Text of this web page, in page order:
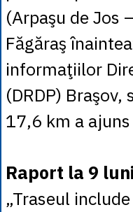
(Arpaşu de Jos
Făgăraş
informaţiilor
(DRDP)
17,6 km a
Raport la 9
„Traseul